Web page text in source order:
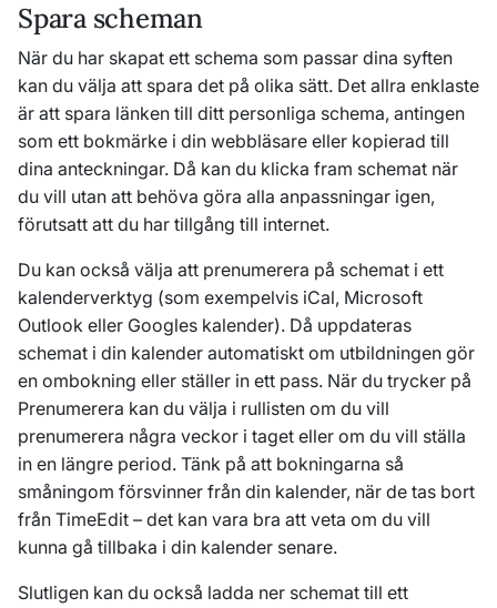
Spara scheman
När du har skapat ett schema som passar dina syften
kan du välja att spara det på olika sätt. Det allra enklaste
är att spara länken till ditt personliga schema, antingen
som ett bokmärke i din webbläsare eller kopierad till
dina anteckningar. Då kan du klicka fram schemat när
du vill utan att behöva göra alla anpassningar igen,
förutsatt att du har tillgång till internet.
Du kan också välja att prenumerera på schemat i ett
kalenderverktyg (som exempelvis iCal, Microsoft
Outlook eller Googles kalender). Då uppdateras
schemat i din kalender automatiskt om utbildningen gör
en ombokning eller ställer in ett pass. När du trycker på
Prenumerera kan du välja i rullisten om du vill
prenumerera några veckor i taget eller om du vill ställa
in en längre period. Tänk på att bokningarna så
småningom försvinner från din kalender, när de tas bort
från TimeEdit – det kan vara bra att veta om du vill
kunna gå tillbaka i din kalender senare.
Slutligen kan du också ladda ner schemat till ett